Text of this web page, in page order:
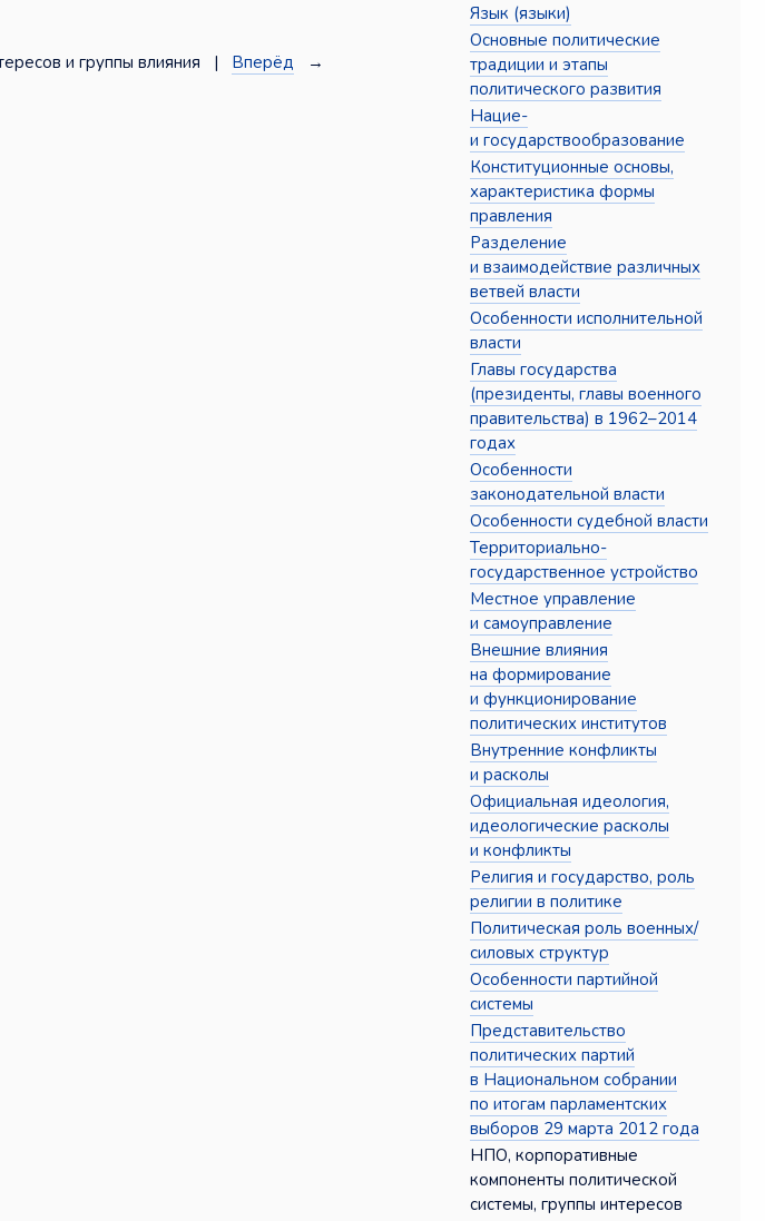
и группы влияния | Вперёд →
Язык (языки)
Основные политические
традиции и этапы
политического развития
Нацие-
и государствообразование
Конституционные основы,
характеристика формы
правления
Разделение
и взаимодействие различных
ветвей власти
Особенности исполнительной
власти
Главы государства
(президенты, главы военного
правительства) в 1962–2014
годах
Особенности
законодательной власти
Особенности судебной власти
Территориально-
государственное устройство
Местное управление
и самоуправление
Внешние влияния
на формирование
и функционирование
политических институтов
Внутренние конфликты
и расколы
Официальная идеология,
идеологические расколы
и конфликты
Религия и государство, роль
религии в политике
Политическая роль военных/
силовых структур
Особенности партийной
системы
Представительство
политических партий
в Национальном собрании
по итогам парламентских
выборов 29 марта 2012 года
НПО, корпоративные
компоненты политической
системы, группы интересов